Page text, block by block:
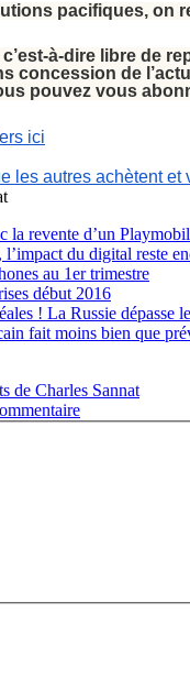
pacifiques, on
c’est-à-dire libre de
concession de
pouvez vous
ici
les autres achètent et
la revente d’un
l’impact du digital reste
au 1er trimestre
début 2016
! La Russie dépasse
fait moins bien que
de Charles Sannat